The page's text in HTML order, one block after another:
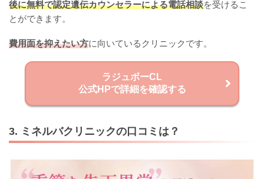
後に無料で認定遺伝カウンセラーによる電話相談を受けるこ
とができます。
費用面を抑えたい方に向いているクリニックです。
ラジュボーCL
公式HPで詳細を確認する
3. ミネルバクリニックの口コミは？